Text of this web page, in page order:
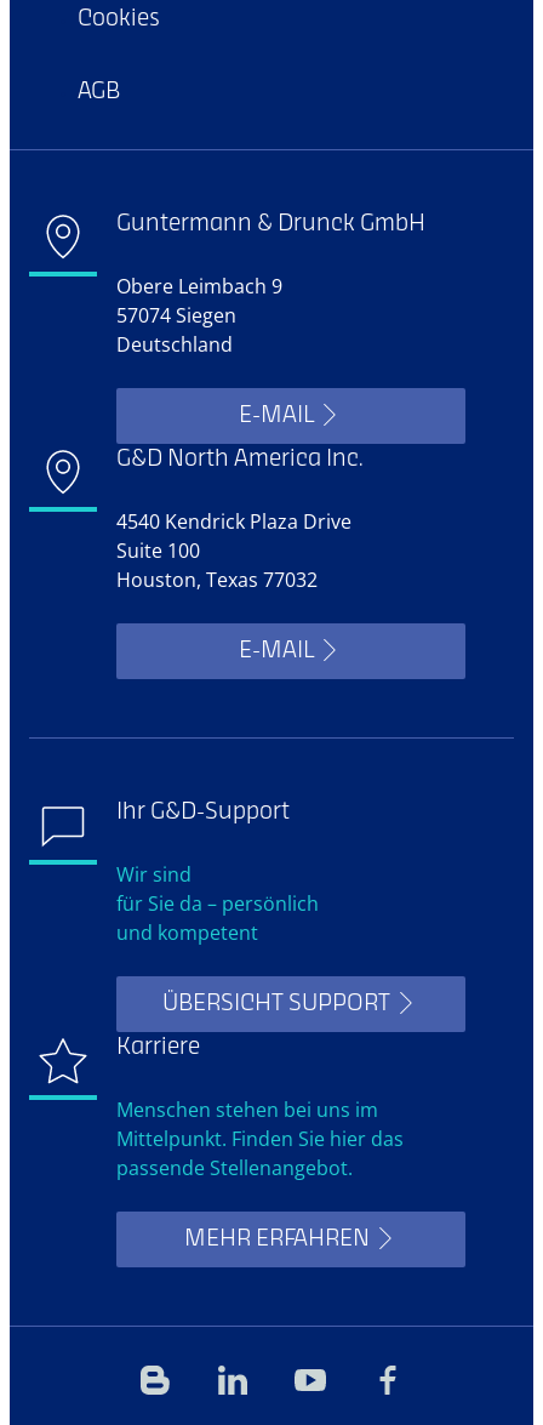
Cookies
AGB
Guntermann & Drunck GmbH
Obere Leimbach 9
57074 Siegen
Deutschland
E-MAIL
G&D North America Inc.
4540 Kendrick Plaza Drive
Suite 100
Houston, Texas 77032
E-MAIL
Ihr G&D-Support
Wir sind
für Sie da – persönlich
und kompetent
ÜBERSICHT SUPPORT
Karriere
Menschen stehen bei uns im
Mittelpunkt. Finden Sie hier das
passende Stellenangebot.
MEHR ERFAHREN